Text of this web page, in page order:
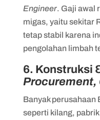
Engineer. Gaji awal
migas, yaitu sekitar
tetap stabil karena
pengolahan limbah
6. Konstruksi
Banyak perusahaan
seperti kilang,